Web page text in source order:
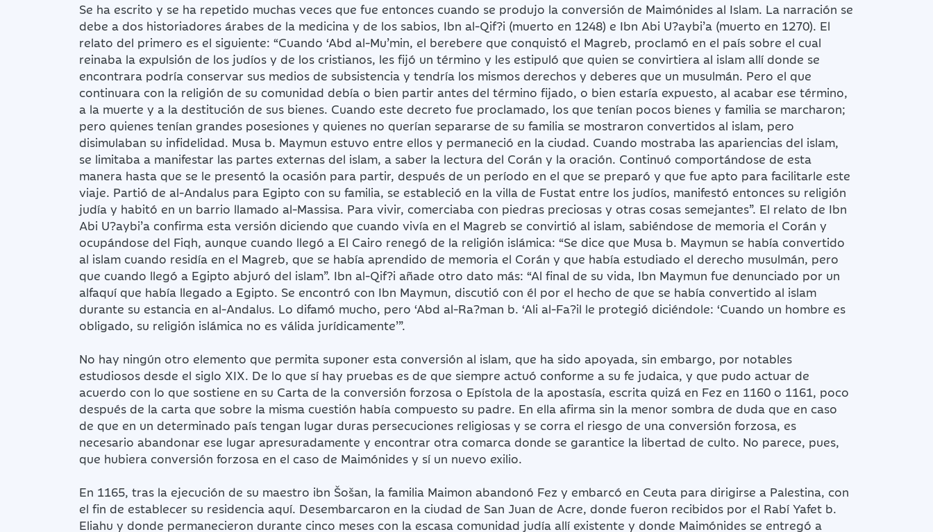
Se ha escrito y se ha repetido muchas veces que fue entonces cuando se produjo la conversión de Maimónides al Islam. La narración se
debe a dos historiadores árabes de la medicina y de los sabios, Ibn al-Qif?i (muerto en 1248) e Ibn Abi U?aybi’a (muerto en 1270). El
relato del primero es el siguiente: “Cuando ‘Abd al-Mu’min, el berebere que conquistó el Magreb, proclamó en el país sobre el cual
reinaba la expulsión de los judíos y de los cristianos, les fijó un término y les estipuló que quien se convirtiera al islam allí donde se
encontrara podría conservar sus medios de subsistencia y tendría los mismos derechos y deberes que un musulmán. Pero el que
continuara con la religión de su comunidad debía o bien partir antes del término fijado, o bien estaría expuesto, al acabar ese término,
a la muerte y a la destitución de sus bienes. Cuando este decreto fue proclamado, los que tenían pocos bienes y familia se marcharon;
pero quienes tenían grandes posesiones y quienes no querían separarse de su familia se mostraron convertidos al islam, pero
disimulaban su infidelidad. Musa b. Maymun estuvo entre ellos y permaneció en la ciudad. Cuando mostraba las apariencias del islam,
se limitaba a manifestar las partes externas del islam, a saber la lectura del Corán y la oración. Continuó comportándose de esta
manera hasta que se le presentó la ocasión para partir, después de un período en el que se preparó y que fue apto para facilitarle este
viaje. Partió de al-Andalus para Egipto con su familia, se estableció en la villa de Fustat entre los judíos, manifestó entonces su religión
judía y habitó en un barrio llamado al-Massisa. Para vivir, comerciaba con piedras preciosas y otras cosas semejantes”. El relato de Ibn
Abi U?aybi’a confirma esta versión diciendo que cuando vivía en el Magreb se convirtió al islam, sabiéndose de memoria el Corán y
ocupándose del Fiqh, aunque cuando llegó a El Cairo renegó de la religión islámica: “Se dice que Musa b. Maymun se había convertido
al islam cuando residía en el Magreb, que se había aprendido de memoria el Corán y que había estudiado el derecho musulmán, pero
que cuando llegó a Egipto abjuró del islam”. Ibn al-Qif?i añade otro dato más: “Al final de su vida, Ibn Maymun fue denunciado por un
alfaquí que había llegado a Egipto. Se encontró con Ibn Maymun, discutió con él por el hecho de que se había convertido al islam
durante su estancia en al-Andalus. Lo difamó mucho, pero ‘Abd al-Ra?man b. ‘Ali al-Fa?il le protegió diciéndole: ‘Cuando un hombre es
obligado, su religión islámica no es válida jurídicamente’”.
No hay ningún otro elemento que permita suponer esta conversión al islam, que ha sido apoyada, sin embargo, por notables
estudiosos desde el siglo XIX. De lo que sí hay pruebas es de que siempre actuó conforme a su fe judaica, y que pudo actuar de
acuerdo con lo que sostiene en su Carta de la conversión forzosa o Epístola de la apostasía, escrita quizá en Fez en 1160 o 1161, poco
después de la carta que sobre la misma cuestión había compuesto su padre. En ella afirma sin la menor sombra de duda que en caso
de que en un determinado país tengan lugar duras persecuciones religiosas y se corra el riesgo de una conversión forzosa, es
necesario abandonar ese lugar apresuradamente y encontrar otra comarca donde se garantice la libertad de culto. No parece, pues,
que hubiera conversión forzosa en el caso de Maimónides y sí un nuevo exilio.
En 1165, tras la ejecución de su maestro ibn Šošan, la familia Maimon abandonó Fez y embarcó en Ceuta para dirigirse a Palestina, con
el fin de establecer su residencia aquí. Desembarcaron en la ciudad de San Juan de Acre, donde fueron recibidos por el Rabí Yafet b.
Eliahu y donde permanecieron durante cinco meses con la escasa comunidad judía allí existente y donde Maimónides se entregó a